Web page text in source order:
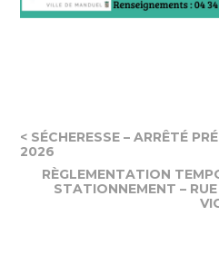
< SÉCHERESSE – ARRÊTÉ
2026
RÈGLEMENTATION
STATIONNEMENT –